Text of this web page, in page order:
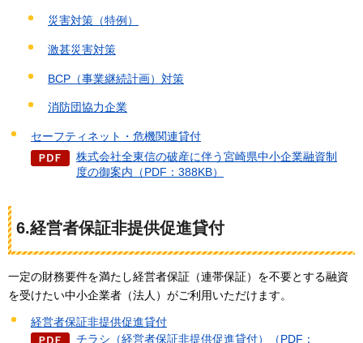
災害対策（特例）
激甚災害対策
BCP（事業継続計画）対策
消防団協力企業
セーフティネット・危機関連貸付
株式会社全東信の破産に伴う宮崎県中小企業融資制
度の御案内（PDF：388KB）
6.経営者保証非提供促進貸付
一定の財務要件を満たし経営者保証（連帯保証）を不要とする融資
を受けたい中小企業者（法人）がご利用いただけます。
経営者保証非提供促進貸付
チラシ（経営者保証非提供促進貸付）（PDF：